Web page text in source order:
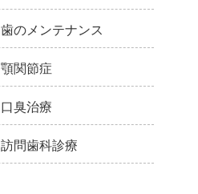
歯のメンテナンス
顎関節症
口臭治療
訪問歯科診療